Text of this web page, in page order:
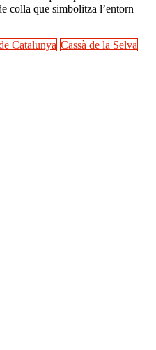
colla que simbolitza l’entorn
Catalunya Cassà de la Selva